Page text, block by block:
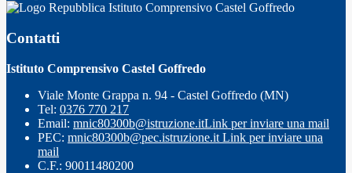
Istituto Comprensivo Castel Goffredo
Contatti
Istituto Comprensivo Castel Goffredo
Viale Monte Grappa n. 94 - Castel Goffredo (MN)
Tel: 0376 770 217
Email: mnic80300b@istruzione.itLink per inviare una mail
PEC: mnic80300b@pec.istruzione.it Link per inviare una
mail
C.F.: 90011480200